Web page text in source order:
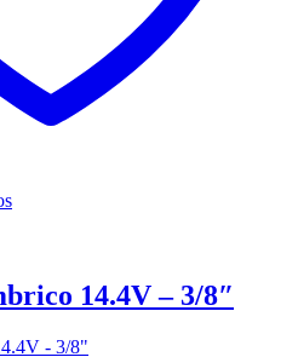
14.4V – 3/8″